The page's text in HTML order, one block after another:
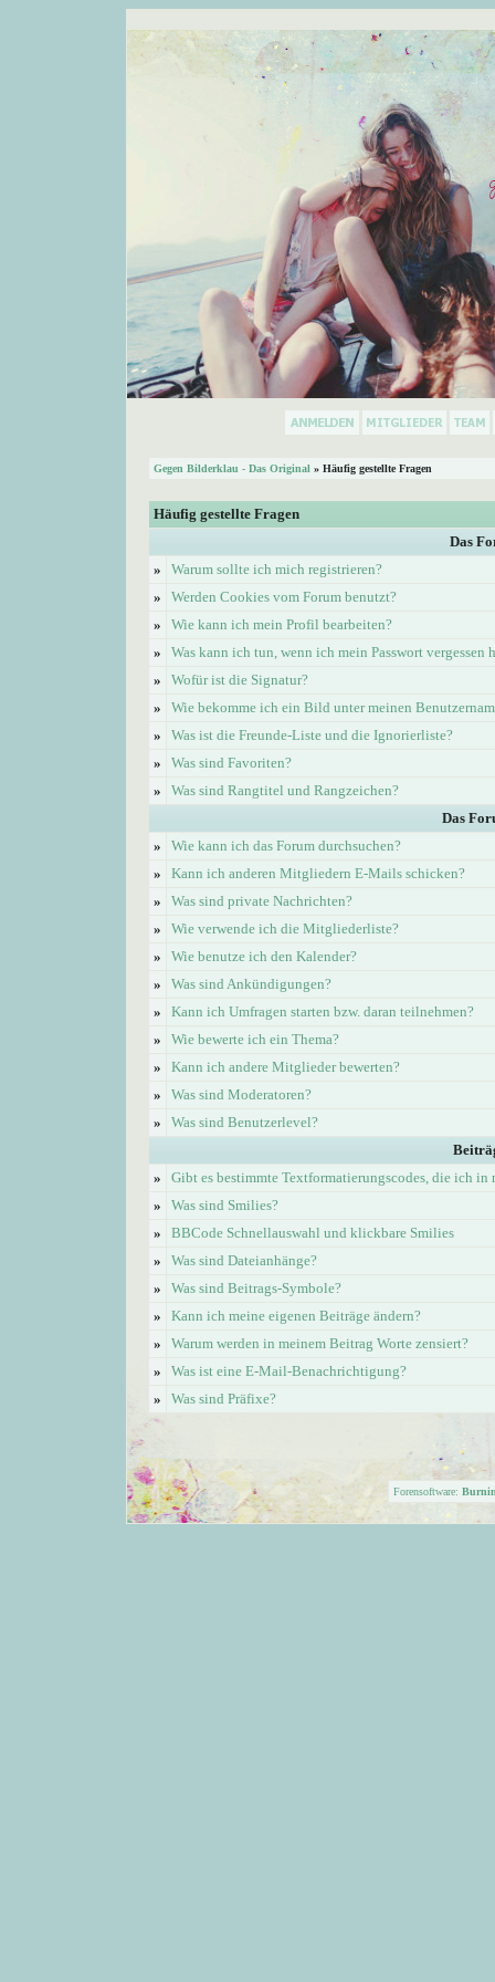
Gegen Bilderklau - Das Original » Häufig gestellte Fragen
Häufig gestellte Fragen
Das
»
Warum sollte ich mich registrieren?
»
Werden Cookies vom Forum benutzt?
»
Wie kann ich mein Profil bearbeiten?
»
Was kann ich tun, wenn ich mein Passwort vergessen
»
Wofür ist die Signatur?
»
Wie bekomme ich ein Bild unter meinen
»
Was ist die Freunde-Liste und die Ignorierliste?
»
Was sind Favoriten?
»
Was sind Rangtitel und Rangzeichen?
Das
»
Wie kann ich das Forum durchsuchen?
»
Kann ich anderen Mitgliedern E-Mails schicken?
»
Was sind private Nachrichten?
»
Wie verwende ich die Mitgliederliste?
»
Wie benutze ich den Kalender?
»
Was sind Ankündigungen?
»
Kann ich Umfragen starten bzw. daran teilnehmen?
»
Wie bewerte ich ein Thema?
»
Kann ich andere Mitglieder bewerten?
»
Was sind Moderatoren?
»
Was sind Benutzerlevel?
»
Gibt es bestimmte Textformatierungscodes, die ich
»
Was sind Smilies?
»
BBCode Schnellauswahl und klickbare Smilies
»
Was sind Dateianhänge?
»
Was sind Beitrags-Symbole?
»
Kann ich meine eigenen Beiträge ändern?
»
Warum werden in meinem Beitrag Worte zensiert?
»
Was ist eine E-Mail-Benachrichtigung?
»
Was sind Präfixe?
Forensoftware: